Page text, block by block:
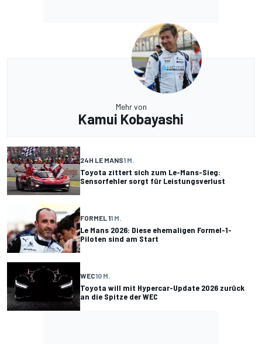
Mehr von
Kamui Kobayashi
24H LE MANS1 M.
Toyota zittert sich zum Le-Mans-Sieg:
Sensorfehler sorgt für Leistungsverlust
FORMEL 11 M.
Le Mans 2026: Diese ehemaligen Formel-1-
Piloten sind am Start
WEC10 M.
Toyota will mit Hypercar-Update 2026 zurück
an die Spitze der WEC